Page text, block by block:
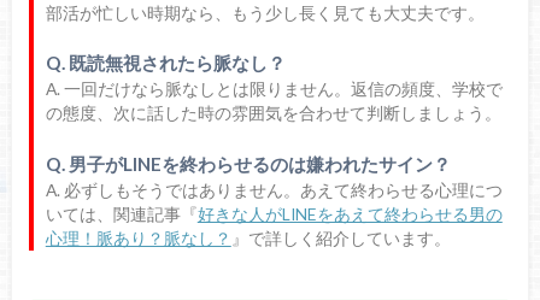
部活が忙しい時期なら、もう少し長く見ても大丈夫です。
Q. 既読無視されたら脈なし？
A. 一回だけなら脈なしとは限りません。返信の頻度、学校で
の態度、次に話した時の雰囲気を合わせて判断しましょう。
Q. 男子がLINEを終わらせるのは嫌われたサイン？
A. 必ずしもそうではありません。あえて終わらせる心理につ
いては、関連記事『好きな人がLINEをあえて終わらせる男の
心理！脈あり？脈なし？ 』で詳しく紹介しています。